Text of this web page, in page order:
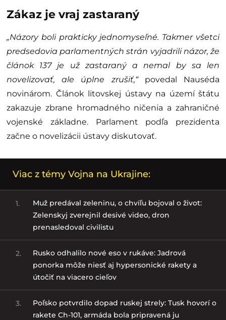
Zákaz je vraj zastaraný
„Názory boli prakticky jednomyseľné. Takmer všetci
predsedovia parlamentných strán vyjadrili názor, že
článok 137 je už zastaraný a nemal by sa len
novelizovať, ale úplne zrušiť,“povedal Nauséda
novinárom. Článok litovskej ústavy na území štátu
zakazuje zbrane hromadného ničenia a zahraničné
vojenské základne. Parlament podľa prezidenta
začne o novelizácii ústavy diskutovať.
Viac z témy Vojna na Ukrajine:
1.
Muž predával zeleninu, o chvíľu bojoval o život:
Zelenskyj zverejnil desivé video, dron
prenasledoval civilistu
2.
Rusko odhalilo nové eso v rukáve: Jadrová
ponorka môže niesť aj hypersonické rakety a
útočiť na viacero cieľov
3.
Poľsko potvrdilo dopad ruskej strely: Tusk hovorí o
rakete Ch-101, armáda bola pripravená ju